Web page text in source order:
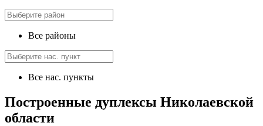
Все районы
Все нас. пункты
Построенные дуплексы Николаевской
области